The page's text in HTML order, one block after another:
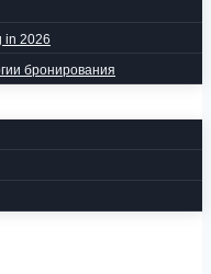
in 2026
бронирования